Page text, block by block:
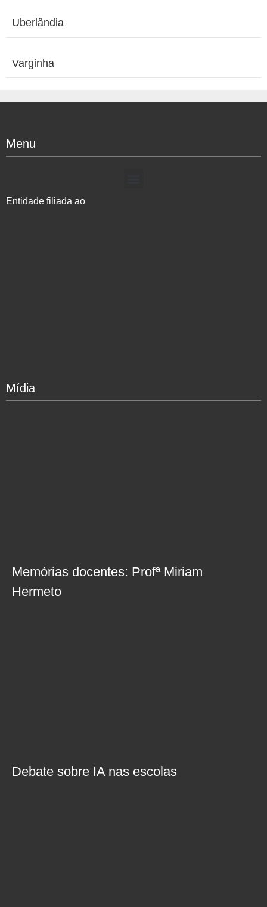
Uberlândia
Varginha
Menu
Entidade filiada ao
Mídia
Memórias docentes: Profª Miriam
Hermeto
Debate sobre IA nas escolas